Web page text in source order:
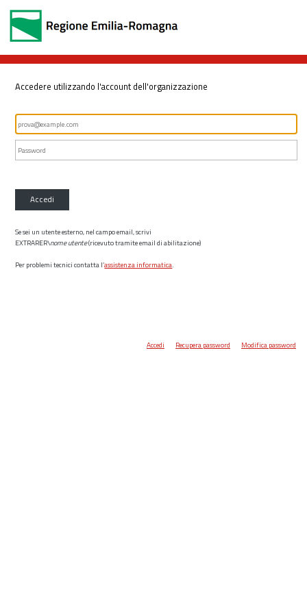
Accedere utilizzando l'account dell'organizzazione
Accedi
Se sei un utente esterno, nel campo email, scrivi
EXTRARER\nome utente(ricevuto tramite email di abilitazione)
Per problemi tecnici contatta l’assistenza informatica.
Accedi Recupera password Modifica password